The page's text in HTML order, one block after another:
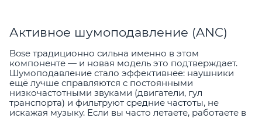
Активное шумоподавление (ANC)
Bose традиционно сильна именно в этом
компоненте — и новая модель это подтверждает.
Шумоподавление стало эффективнее: наушники
ещё лучше справляются с постоянными
низкочастотными звуками (двигатели, гул
транспорта) и фильтруют средние частоты, не
искажая музыку. Если вы часто летаете, работаете в